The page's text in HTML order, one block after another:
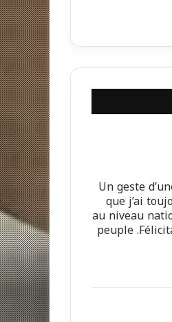
Un geste
que j’ai
au niveau
peuple